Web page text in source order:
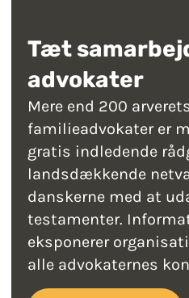
Tæt
advokater
Mere end 200
familieadvokater er
gratis indledende
landsdækkende
danskerne med at
testamenter.
eksponerer
alle advokaternes